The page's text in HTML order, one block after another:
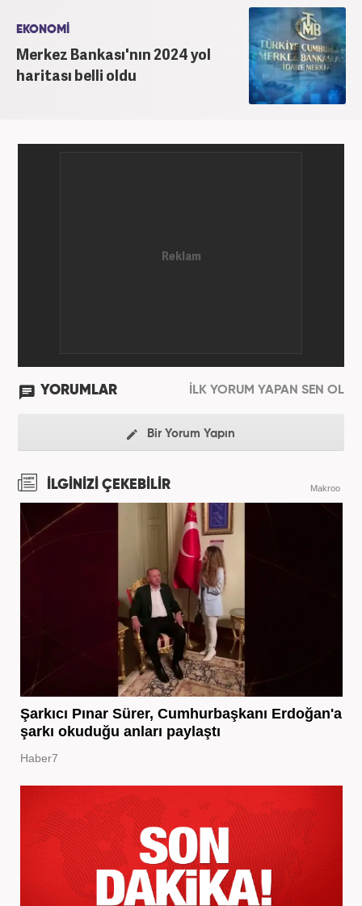
EKONOMİ
Merkez Bankası'nın 2024 yol
haritası belli oldu
YORUMLAR İLK YORUM YAPAN SEN OL
Bir Yorum Yapın
İLGİNİZİ ÇEKEBİLİR Makroo
Şarkıcı Pınar Sürer, Cumhurbaşkanı Erdoğan'a
şarkı okuduğu anları paylaştı
Haber7